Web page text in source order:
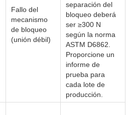
Fallo del
mecanismo
de bloqueo
(unión débil)
separación del
bloqueo deberá
ser ≥300 N
según la norma
ASTM D6862.
Proporcione un
informe de
prueba para
cada lote de
producción.